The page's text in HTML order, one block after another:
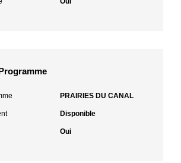
PRAIRIES DU CANAL
Disponible
Oui